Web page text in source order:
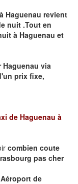
Haguenau revient
nuit .Tout en
à Haguenau et
Haguenau via
prix fixe,
de Haguenau à
combien coute
pas cher
de